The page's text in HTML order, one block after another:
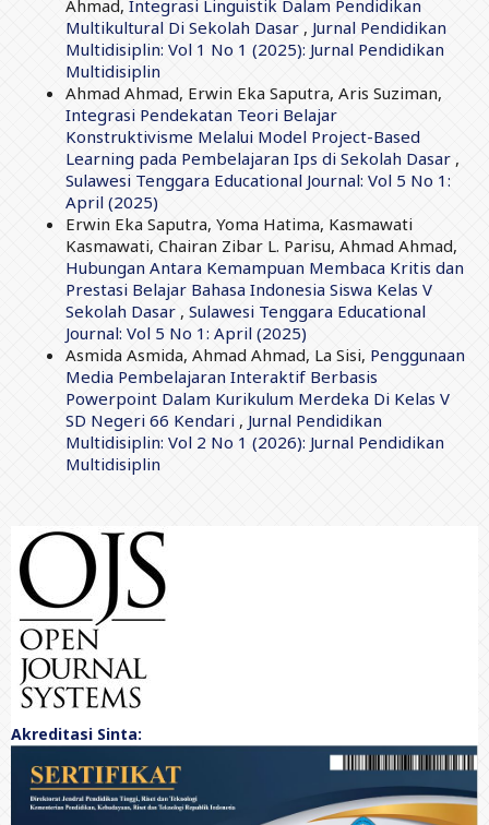
Ahmad, Integrasi Linguistik Dalam Pendidikan
Multikultural Di Sekolah Dasar , Jurnal Pendidikan
Multidisiplin: Vol 1 No 1 (2025): Jurnal Pendidikan
Multidisiplin
Ahmad Ahmad, Erwin Eka Saputra, Aris Suziman,
Integrasi Pendekatan Teori Belajar
Konstruktivisme Melalui Model Project-Based
Learning pada Pembelajaran Ips di Sekolah Dasar ,
Sulawesi Tenggara Educational Journal: Vol 5 No 1:
April (2025)
Erwin Eka Saputra, Yoma Hatima, Kasmawati
Kasmawati, Chairan Zibar L. Parisu, Ahmad Ahmad,
Hubungan Antara Kemampuan Membaca Kritis dan
Prestasi Belajar Bahasa Indonesia Siswa Kelas V
Sekolah Dasar , Sulawesi Tenggara Educational
Journal: Vol 5 No 1: April (2025)
Asmida Asmida, Ahmad Ahmad, La Sisi, Penggunaan
Media Pembelajaran Interaktif Berbasis
Powerpoint Dalam Kurikulum Merdeka Di Kelas V
SD Negeri 66 Kendari , Jurnal Pendidikan
Multidisiplin: Vol 2 No 1 (2026): Jurnal Pendidikan
Multidisiplin
Akreditasi Sinta: